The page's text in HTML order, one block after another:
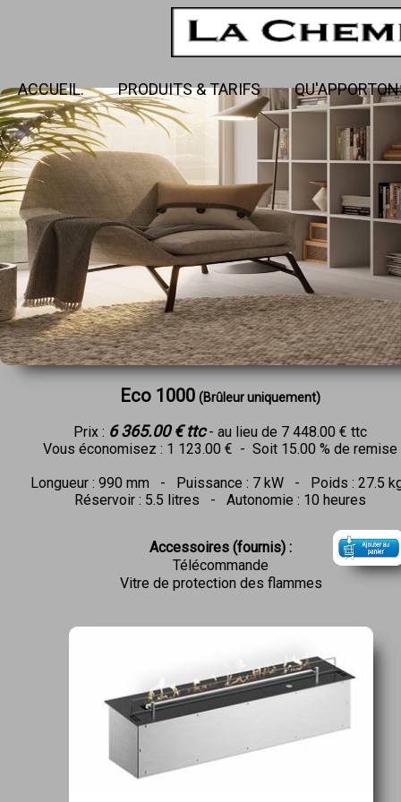
ACCUEIL. PRODUITS & TARIFS
Eco 1000 (Brûleur uniquement)
Prix : 6 365.00 € ttc- au lieu de 7 448.00 € ttc
Vous économisez : 1 123.00 € - Soit 15.00 % de remise
Longueur : 990 mm - Puissance : 7 kW - Poids : 27.5
Réservoir : 5.5 litres - Autonomie : 10 heures
Accessoires (fournis) :
Télécommande
Vitre de protection des flammes